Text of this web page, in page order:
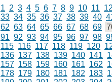
1 2 3 4 5 6 7 8 9 10 11
33 34 35 36 37 38 39 40
62 63 64 65 66 67 68 69
91 92 93 94 95 96 97 98
115 116 117 118 119 120
136 137 138 139 140 141
157 158 159 160 161 162
178 179 180 181 182 183